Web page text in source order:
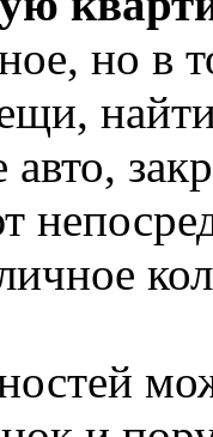
но в
авто,